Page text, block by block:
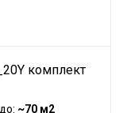
комплект
~70 м2